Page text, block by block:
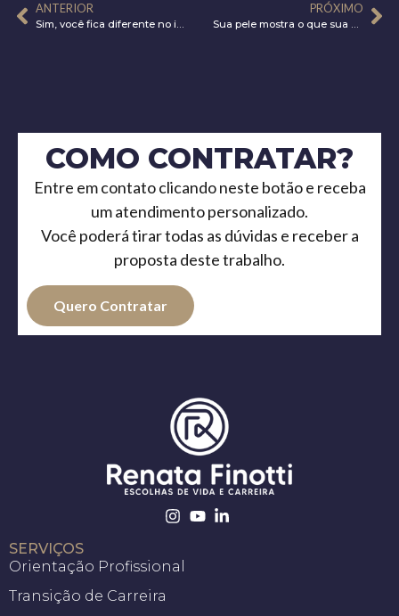
ANTERIOR
Sim, você fica diferente no inverno e não está exagerando
PRÓXIMO
Sua pele mostra o que sua mente esconde
COMO CONTRATAR?
Entre em contato clicando neste botão e receba
um atendimento personalizado.
Você poderá tirar todas as dúvidas e receber a
proposta deste trabalho.
Quero Contratar
SERVIÇOS
Orientação Profissional
Transição de Carreira